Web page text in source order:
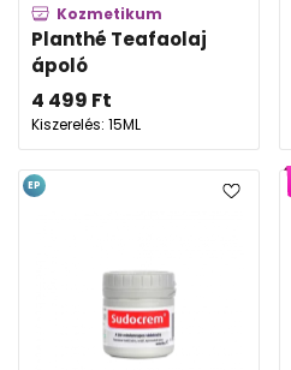
Kozmetikum
Planthé Teafaolaj
ápoló
4 499 Ft
Kiszerelés: 15ML
EP